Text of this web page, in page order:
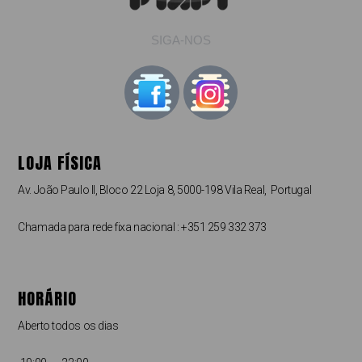
SIGA-NOS
LOJA FÍSICA
Av. João Paulo II, Bloco 22 Loja 8, 5000-198 Vila Real, Portugal
Chamada para rede fixa nacional : +351 259 332 373
HORÁRIO
Aberto todos os dias